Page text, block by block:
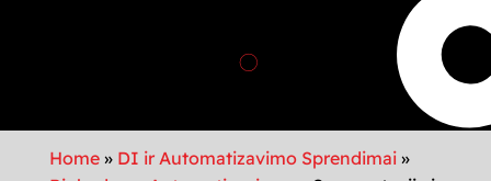
Home» DI ir Automatizavimo Sprendimai»